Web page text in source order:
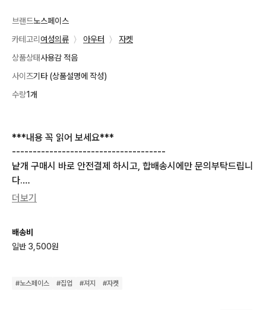
브랜드노스페이스
카테고리 여성의류 〉 아우터 〉
자켓
상품상태사용감 적음
사이즈기타 (상품설명에 작성)
수량1개
***내용 꼭 읽어 보세요***
-------------------------------------
낱개 구매시 바로 안전결제 하시고, 합배송시에만 문의부탁드립니
다.
(합배송시 구매하시고 싶은 제품 제목과 사진 캡쳐해서 문의)
중히 결제 부탁드립니다*
배송문의 답변드리지않습니다.
따로 송장 드리지 않습니다.
더보기
배송비
일반 3,500원
#노스페이스 #집업 #져지 #자켓